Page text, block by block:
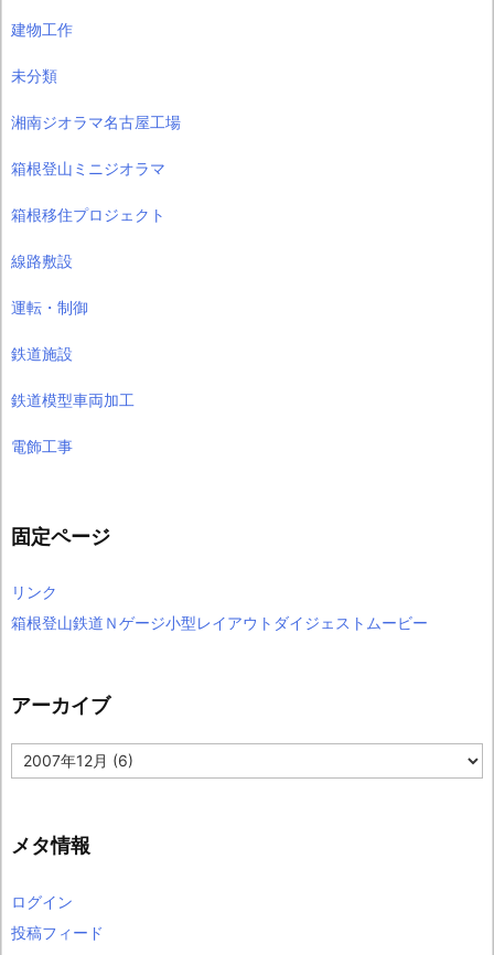
建物工作
未分類
湘南ジオラマ名古屋工場
箱根登山ミニジオラマ
箱根移住プロジェクト
線路敷設
運転・制御
鉄道施設
鉄道模型車両加工
電飾工事
固定ページ
リンク
箱根登山鉄道Ｎゲージ小型レイアウトダイジェストムービー
アーカイブ
ア
ー
ブ
メタ情報
ログイン
投稿フィード